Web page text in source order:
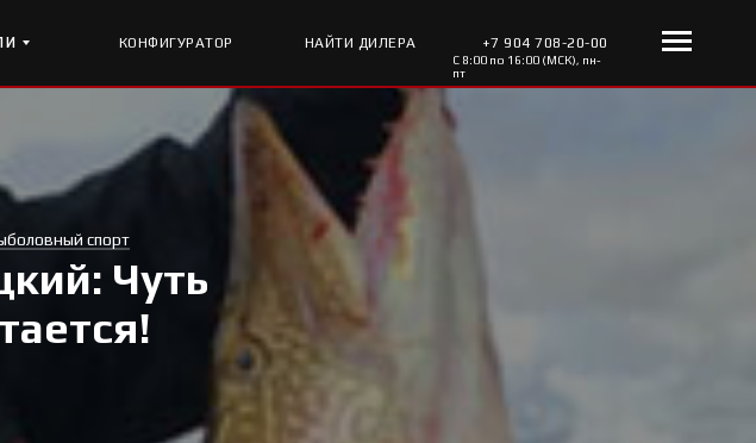
КОНФИГУРАТОР НАЙТИ ДИЛЕРА +7 904 708-20-00
С 8:00 по 16:00 (МСК), пн-
пт
спорт
Чуть